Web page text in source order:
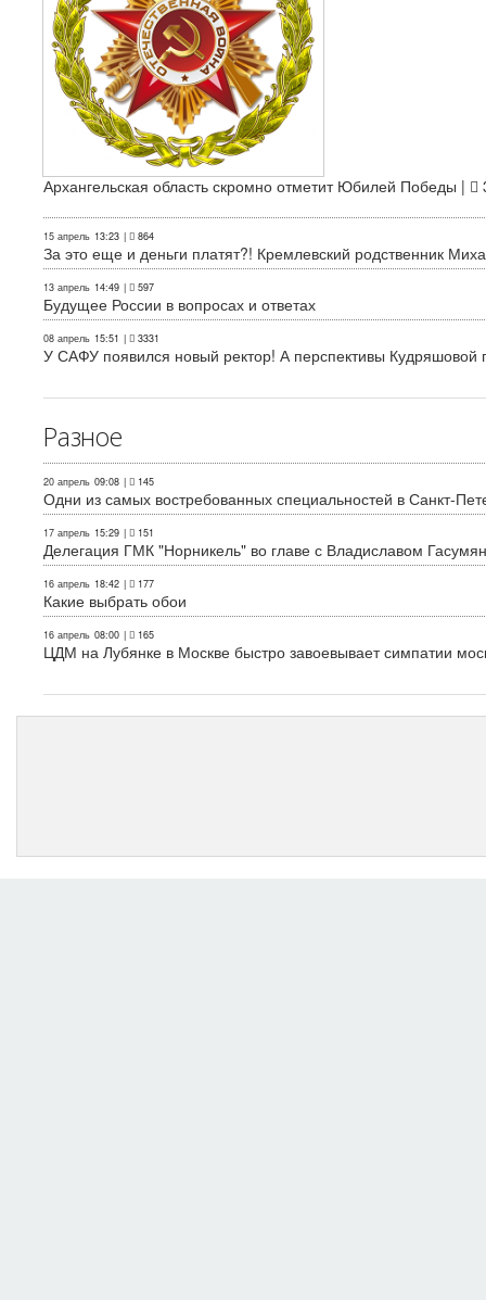
Архангельская область скромно отметит Юбилей Победы |
15 апрель 13:23 | 864
За это еще и деньги платят?! Кремлевский родственник
13 апрель 14:49 | 597
Будущее России в вопросах и ответах
08 апрель 15:51 | 3331
У САФУ появился новый ректор! А перспективы Кудряшовой
Разное
20 апрель 09:08 | 145
Одни из самых востребованных специальностей в Санкт-
17 апрель 15:29 | 151
Делегация ГМК "Норникель" во главе с Владиславом
16 апрель 18:42 | 177
Какие выбрать обои
16 апрель 08:00 | 165
ЦДМ на Лубянке в Москве быстро завоевывает симпатии